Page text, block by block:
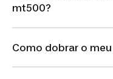
mt500?
Como dobrar o